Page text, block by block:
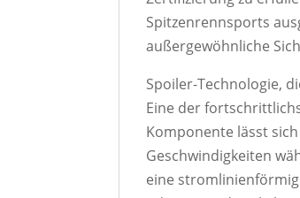
Spitzenrennsports
außergewöhnliche
Spoiler-Technologie,
Eine der
Komponente lässt
Geschwindigkeiten
eine